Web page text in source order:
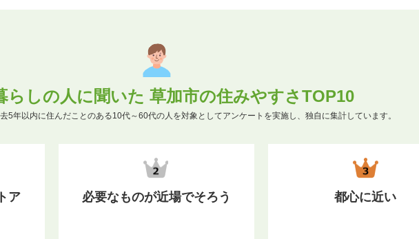
らしの人に聞いた 草加市の住みやすさTOP10
5年以内に住んだことのある10代～60代の人を対象としてアンケートを実施し、独自に集計しています。
ア
必要なものが近場でそろう 都心に近い